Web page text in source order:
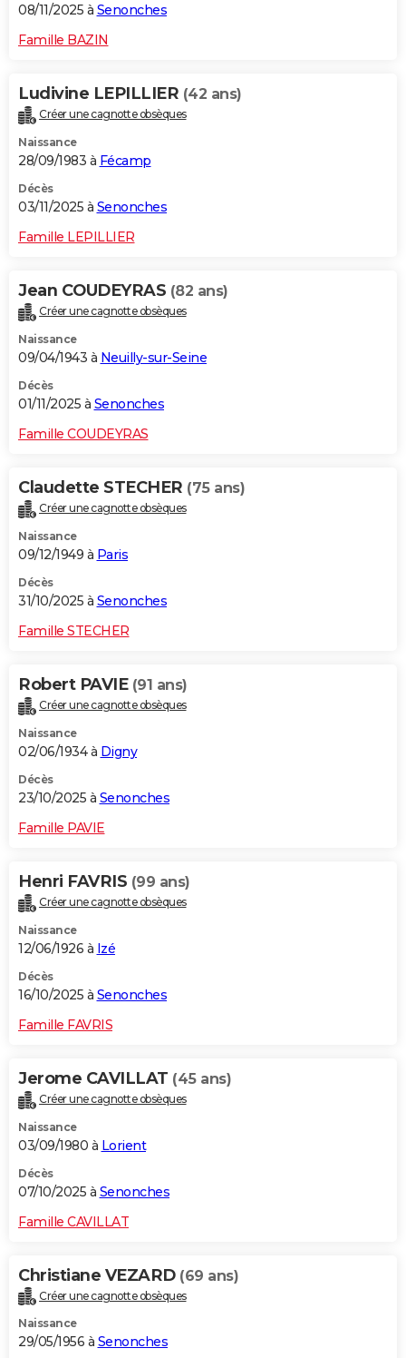
08/11/2025 à Senonches
Famille BAZIN
Ludivine LEPILLIER (42 ans)
Créer une cagnotte obsèques
Naissance
28/09/1983 à Fécamp
Décès
03/11/2025 à Senonches
Famille LEPILLIER
Jean COUDEYRAS (82 ans)
Créer une cagnotte obsèques
Naissance
09/04/1943 à Neuilly-sur-Seine
Décès
01/11/2025 à Senonches
Famille COUDEYRAS
Claudette STECHER (75 ans)
Créer une cagnotte obsèques
Naissance
09/12/1949 à Paris
Décès
31/10/2025 à Senonches
Famille STECHER
Robert PAVIE (91 ans)
Créer une cagnotte obsèques
Naissance
02/06/1934 à Digny
Décès
23/10/2025 à Senonches
Famille PAVIE
Henri FAVRIS (99 ans)
Créer une cagnotte obsèques
Naissance
12/06/1926 à Izé
Décès
16/10/2025 à Senonches
Famille FAVRIS
Jerome CAVILLAT (45 ans)
Créer une cagnotte obsèques
Naissance
03/09/1980 à Lorient
Décès
07/10/2025 à Senonches
Famille CAVILLAT
Christiane VEZARD (69 ans)
Créer une cagnotte obsèques
Naissance
29/05/1956 à Senonches